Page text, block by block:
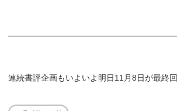
連続書評企画もいよいよ明日11月8日が最終